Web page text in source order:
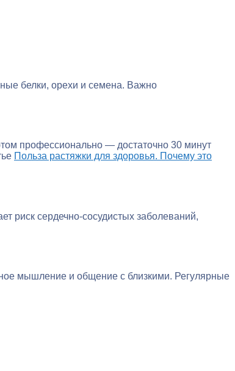
белки, орехи и семена. Важно
профессионально — достаточно 30 минут
Польза растяжки для здоровья. Почему это
риск сердечно-сосудистых заболеваний,
мышление и общение с близкими. Регулярные